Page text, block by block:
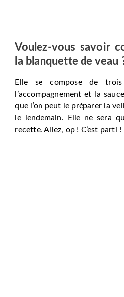
Voulez-vous savoir
la blanquette de veau
Elle se compose de
l’accompagnement et la
que l’on peut le préparer la
le lendemain. Elle ne sera
recette. Allez, op ! C’est parti !